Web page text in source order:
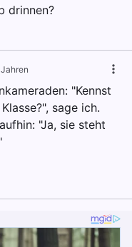
drinnen?
"Kennst
sage ich.
"Ja, sie steht